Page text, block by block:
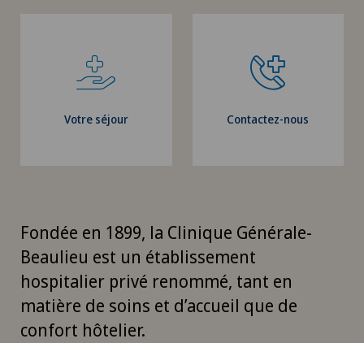
Votre séjour Contactez-nous
Fondée en 1899, la Clinique Générale-
Beaulieu est un établissement
hospitalier privé renommé, tant en
matière de soins et d’accueil que de
confort hôtelier.